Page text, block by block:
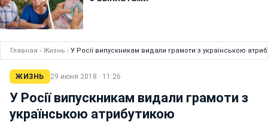
Главная › Жизнь › У Росії випускникам видали грамоти з українською
ЖИЗНЬ 29 июня 2018 · 11:26
У Росії випускникам видали грамоти з
українською атрибутикою